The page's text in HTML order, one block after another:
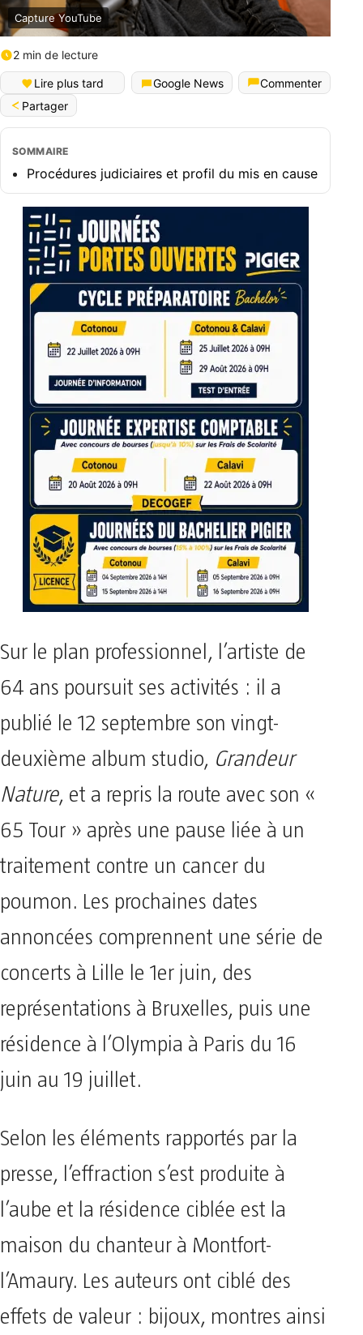
Capture YouTube
2 min de lecture
Lire plus tard Google News
Commenter
Partager
SOMMAIRE
Procédures judiciaires et profil du mis en cause
Sur le plan professionnel, l’artiste de
64 ans poursuit ses activités : il a
publié le 12 septembre son vingt-
deuxième album studio, Grandeur
Nature, et a repris la route avec son «
65 Tour » après une pause liée à un
traitement contre un cancer du
poumon. Les prochaines dates
annoncées comprennent une série de
concerts à Lille le 1er juin, des
représentations à Bruxelles, puis une
résidence à l’Olympia à Paris du 16
juin au 19 juillet.
Selon les éléments rapportés par la
presse, l’effraction s’est produite à
l’aube et la résidence ciblée est la
maison du chanteur à Montfort-
l’Amaury. Les auteurs ont ciblé des
effets de valeur : bijoux, montres ainsi